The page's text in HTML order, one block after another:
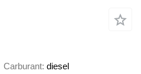
Carburant diesel